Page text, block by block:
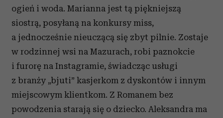
ogień i woda. Marianna jest tą piękniejszą
siostrą, posyłaną na konkursy miss,
a jednocześnie nieuczącą się zbyt pilnie. Zostaje
w rodzinnej wsi na Mazurach, robi paznokcie
i furorę na Instagramie, świadcząc usługi
z branży „bjuti” kasjerkom z dyskontów i innym
miejscowym klientkom. Z Romanem bez
powodzenia starają się o dziecko. Aleksandra ma